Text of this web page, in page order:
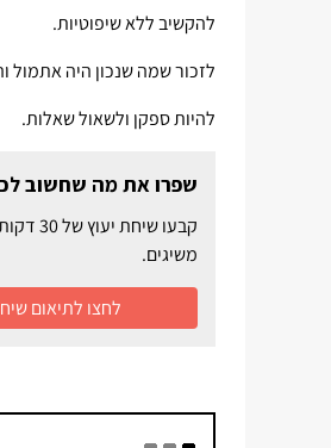
להקשיב ללא שיפוטיות.
לזכור שמה שנכון היה אתמול
להיות ספקן ולשאול שאלות.
שפרו את מה שחשוב
קבעו
משיגים.
לחצו לתיאום